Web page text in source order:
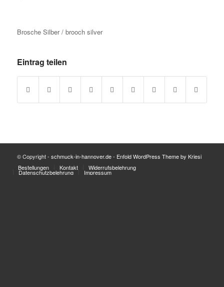
Brosche Silber / brooch silver
Eintrag teilen
© Copyright - schmuck-in-hannover.de- Enfold WordPress Theme by Kriesi
Bestellungen
Kontakt Widerrufsbelehrung
Datenschutzbelehrung Impressum